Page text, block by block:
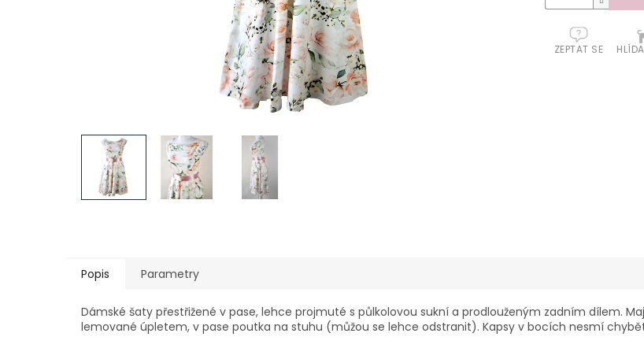
ZEPTAT SE
Popis Parametry
Dámské šaty přestřižené v pase, lehce projmuté s půlkolovou sukní a prodlouženým zadním dílem.
lemované úpletem, v pase poutka na stuhu (můžou se lehce odstranit). Kapsy v bocích nesmí